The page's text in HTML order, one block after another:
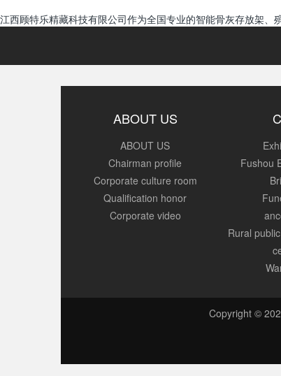
江西顾特乐精藏科技有限公司作为全国专业的智能骨灰存放架
ABOUT US
ABOUT US
Chairman profile
Corporate culture room
Qualification honor
Corporate video
Fushou
Rural
Copyright ©